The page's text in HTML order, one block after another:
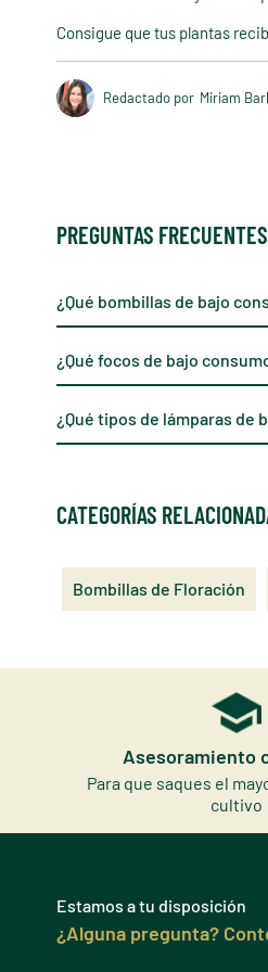
Consigue que tus plantas
Redactado por Miriam
PREGUNTAS FRECUENTES
¿Qué bombillas de bajo
¿Qué focos de bajo
¿Qué tipos de lámparas de
CATEGORÍAS
Bombillas de Floración
Asesoramiento
Para que saques el
cultivo
Estamos a tu disposición
¿Alguna pregunta?